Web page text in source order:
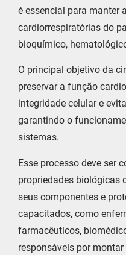
é essencial para manter
cardiorrespiratórias do
bioquímico,
O principal objetivo da
preservar a função
integridade celular e
garantindo o
sistemas.
Esse processo deve ser
propriedades biológicas
seus componentes e
capacitados, como
farmacêuticos,
responsáveis por